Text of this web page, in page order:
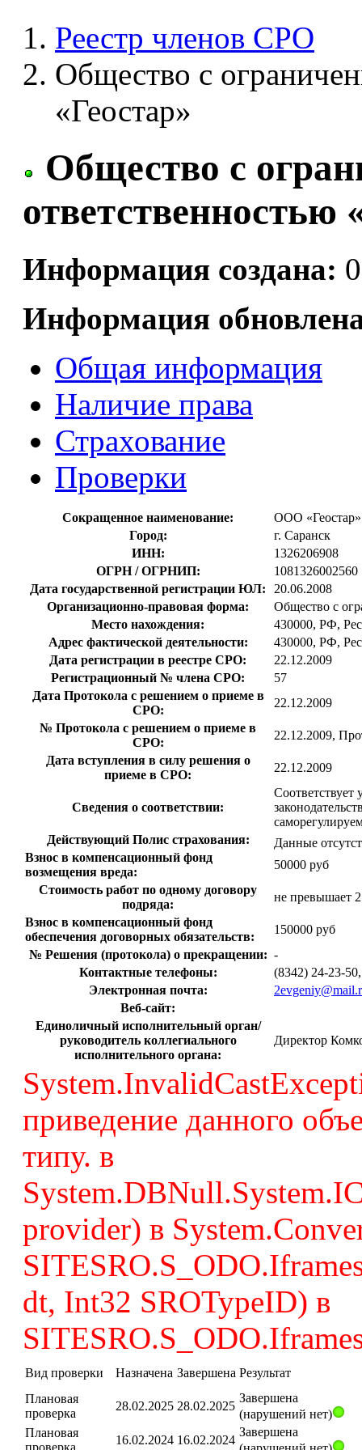
Реестр членов СРО
Общество с
«Геостар»
Общество с
ответственностью
Информация создана:
Информация
Общая информация
Наличие права
Страхование
Проверки
Сокращенное наименование:
ООО «Геостар»
Город:
г. Саранск
ИНН:
1326206908
ОГРН / ОГРНИП:
1081326002560
Дата государственной регистрации ЮЛ:
20.06.2008
Организационно-правовая форма:
Общество с
Место нахождения:
430000, РФ,
Адрес фактической деятельности:
430000, РФ,
Дата регистрации в реестре СРО:
22.12.2009
Регистрационный № члена СРО:
57
Дата Протокола с решением о приеме в
СРО:
22.12.2009
№ Протокола с решением о приеме в
СРО:
22.12.2009,
Дата вступления в силу решения о
приеме в СРО:
22.12.2009
Сведения о соответствии:
Соответствует
Действующий Полис страхования:
Данные
Взнос в компенсационный фонд
возмещения вреда:
50000 руб
Стоимость работ по одному договору
подряда:
не превышает
Взнос в компенсационный фонд
обеспечения договорных обязательств:
150000 руб
№ Решения (протокола) о прекращении: -
Контактные телефоны:
(8342) 24-23-
Электронная почта:
Веб-сайт:
Единоличный исполнительный орган/
руководитель коллегиального
исполнительного органа:
Директор
приведение данного
типу. в
provider) в
dt, Int32 SROTypeID) в
Вид проверки Назначена Завершена Результат
Плановая
проверка
28.02.2025 28.02.2025
Завершена
(нарушений нет)
Плановая
проверка
16.02.2024 16.02.2024
Завершена